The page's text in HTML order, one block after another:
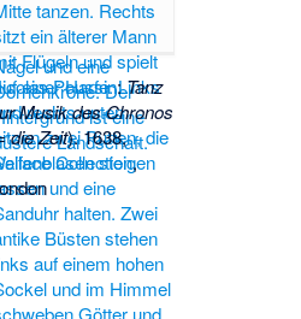
Poussin:Tanz
Musik des Chronos
die Zeit). 1638,
Collection,